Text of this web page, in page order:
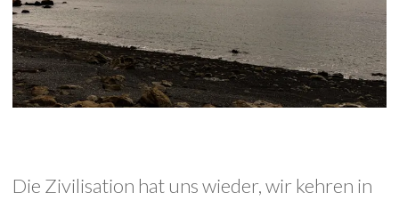
Die Zivilisation hat uns wieder, wir kehren in